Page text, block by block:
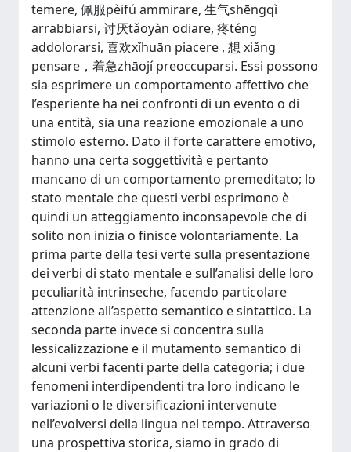
temere, 佩服pèifú ammirare, 生气shēngqì
arrabbiarsi, 讨厌tǎoyàn odiare, 疼téng
addolorarsi, 喜欢xǐhuān piacere , 想 xiǎng
pensare，着急zhāojí preoccuparsi. Essi possono
sia esprimere un comportamento affettivo che
l’esperiente ha nei confronti di un evento o di
una entità, sia una reazione emozionale a uno
stimolo esterno. Dato il forte carattere emotivo,
hanno una certa soggettività e pertanto
mancano di un comportamento premeditato; lo
stato mentale che questi verbi esprimono è
quindi un atteggiamento inconsapevole che di
solito non inizia o finisce volontariamente. La
prima parte della tesi verte sulla presentazione
dei verbi di stato mentale e sull’analisi delle loro
peculiarità intrinseche, facendo particolare
attenzione all’aspetto semantico e sintattico. La
seconda parte invece si concentra sulla
lessicalizzazione e il mutamento semantico di
alcuni verbi facenti parte della categoria; i due
fenomeni interdipendenti tra loro indicano le
variazioni o le diversificazioni intervenute
nell’evolversi della lingua nel tempo. Attraverso
una prospettiva storica, siamo in grado di